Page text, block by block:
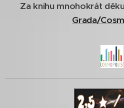
Za knihu mnohokrát
Grada/